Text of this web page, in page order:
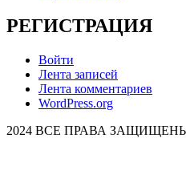
РЕГИСТРАЦИЯ
Войти
Лента записей
Лента комментариев
WordPress.org
2024 ВСЕ ПРАВА